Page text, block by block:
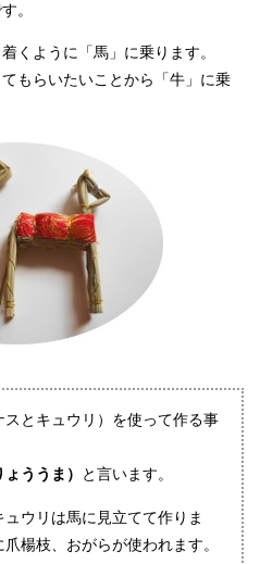
。
くように「馬」に乗ります。
もらいたいことから「牛」に乗
スとキュウリ）を使って作る事
ううま） と言います。
ウリは馬に見立てて作りま
楊枝、おがらが使われます。